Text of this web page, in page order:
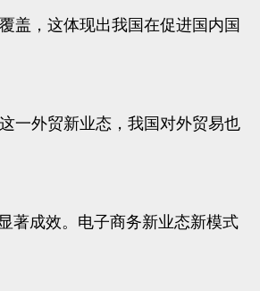
盖，这体现出我国在促进国内国
一外贸新业态，我国对外贸易也
著成效。电子商务新业态新模式